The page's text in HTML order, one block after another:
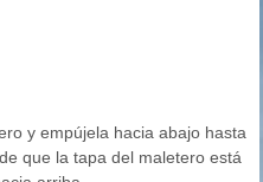
y empújela hacia abajo hasta
que la tapa del maletero está